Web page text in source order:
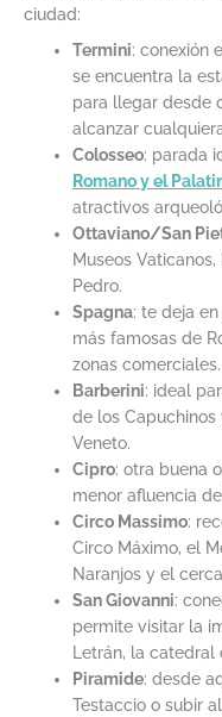
ciudad:
Termini: conexión
se encuentra la
para llegar desde
alcanzar
Colosseo: parada
Romano y el
atractivos
Ottaviano/San
Museos
Pedro.
Spagna: te deja
más famosas de
zonas comerciales.
Barberini: ideal
de los
Veneto.
Cipro: otra buena
menor afluencia
Circo Massimo:
Circo Máximo, el
Naranjos y el
San Giovanni:
permite visitar la
Letrán, la catedral
Piramide: desde
Testaccio o subir